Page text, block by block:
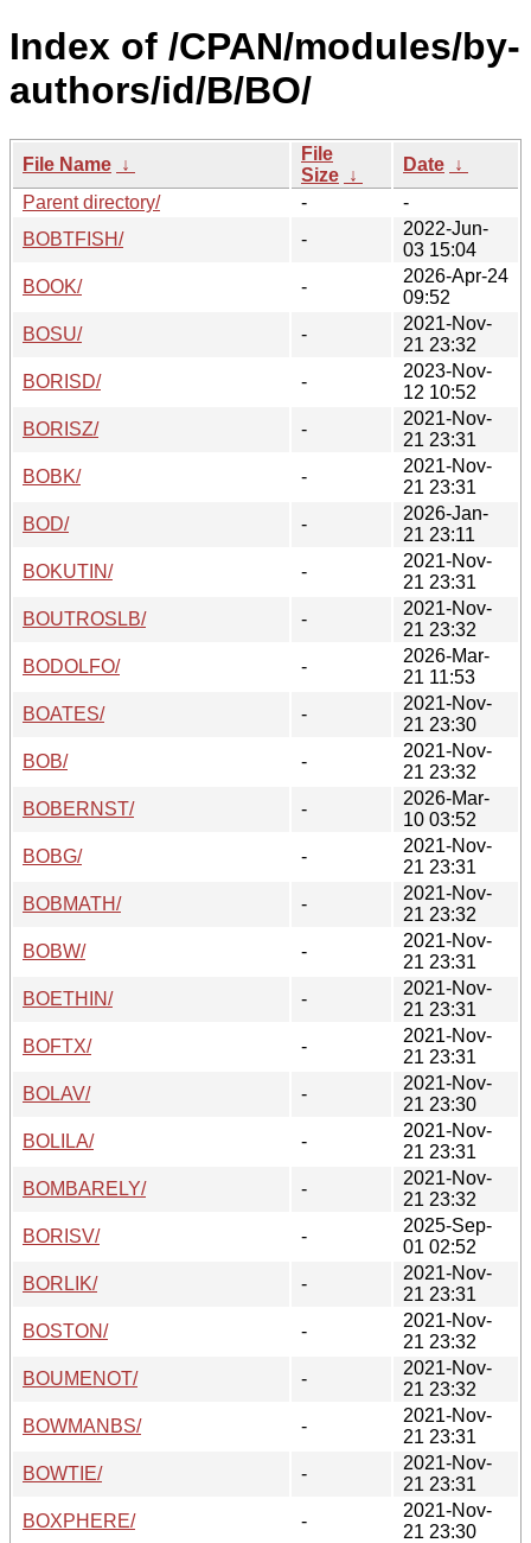
Index of /CPAN/modules/by-
authors/id/B/BO/
File Name ↓
File
Size ↓
Date ↓
Parent directory/
-
-
BOBTFISH/
-
2022-Jun-
03 15:04
BOOK/
-
2026-Apr-24
09:52
BOSU/
-
2021-Nov-
21 23:32
BORISD/
-
2023-Nov-
12 10:52
BORISZ/
-
2021-Nov-
21 23:31
BOBK/
-
2021-Nov-
21 23:31
BOD/
-
2026-Jan-
21 23:11
BOKUTIN/
-
2021-Nov-
21 23:31
BOUTROSLB/
-
2021-Nov-
21 23:32
BODOLFO/
-
2026-Mar-
21 11:53
BOATES/
-
2021-Nov-
21 23:30
BOB/
-
2021-Nov-
21 23:32
BOBERNST/
-
2026-Mar-
10 03:52
BOBG/
-
2021-Nov-
21 23:31
BOBMATH/
-
2021-Nov-
21 23:32
BOBW/
-
2021-Nov-
21 23:31
BOETHIN/
-
2021-Nov-
21 23:31
BOFTX/
-
2021-Nov-
21 23:31
BOLAV/
-
2021-Nov-
21 23:30
BOLILA/
-
2021-Nov-
21 23:31
BOMBARELY/
-
2021-Nov-
21 23:32
BORISV/
-
2025-Sep-
01 02:52
BORLIK/
-
2021-Nov-
21 23:31
BOSTON/
-
2021-Nov-
21 23:32
BOUMENOT/
-
2021-Nov-
21 23:32
BOWMANBS/
-
2021-Nov-
21 23:31
BOWTIE/
-
2021-Nov-
21 23:31
BOXPHERE/
-
2021-Nov-
21 23:30